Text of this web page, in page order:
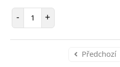
- Počet položek
+
Předchozí